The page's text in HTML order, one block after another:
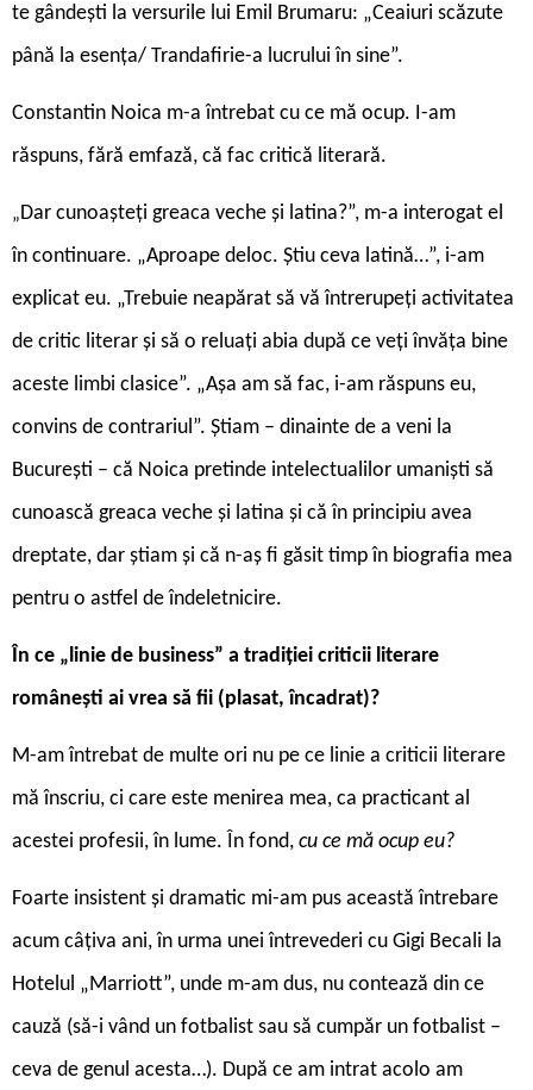
te gândești la versurile lui Emil Brumaru: „Ceaiuri scăzute
până la esența/ Trandafirie-a lucrului în sine”.
Constantin Noica m-a întrebat cu ce mă ocup. I-am
răspuns, fără emfază, că fac critică literară.
„Dar cunoașteți greaca veche și latina?”, m-a interogat el
în continuare. „Aproape deloc. Știu ceva latină…”, i-am
explicat eu. „Trebuie neapărat să vă întrerupeți activitatea
de critic literar și să o reluați abia după ce veți învăța bine
aceste limbi clasice”. „Așa am să fac, i-am răspuns eu,
convins de contrariul”. Știam – dinainte de a veni la
București – că Noica pretinde intelectualilor umaniști să
cunoască greaca veche și latina și că în principiu avea
dreptate, dar știam și că n-aș fi găsit timp în biografia mea
pentru o astfel de îndeletnicire.
În ce „linie de business” a tradiției criticii literare
românești ai vrea să fii (plasat, încadrat)?
M-am întrebat de multe ori nu pe ce linie a criticii literare
mă înscriu, ci care este menirea mea, ca practicant al
acestei profesii, în lume. În fond, cu ce mă ocup eu?
Foarte insistent și dramatic mi-am pus această întrebare
acum câțiva ani, în urma unei întrevederi cu Gigi Becali la
Hotelul „Marriott”, unde m-am dus, nu contează din ce
cauză (să-i vând un fotbalist sau să cumpăr un fotbalist –
ceva de genul acesta…). După ce am intrat acolo am